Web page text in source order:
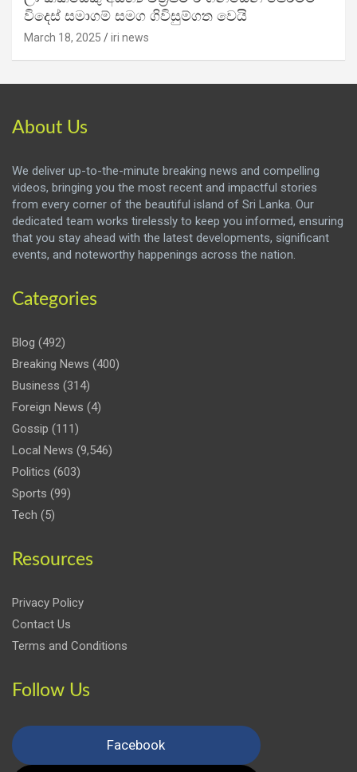
විදෙස් සමාගම් සමග ගිවිසුම්ගත වෙයි
March 18, 2025 iri news
About Us
We deliver up-to-the-minute breaking news and compelling
videos, bringing you the most recent and impactful stories
from every corner of the beautiful island of Sri Lanka. Our
dedicated team works tirelessly to keep you informed, ensuring
that you stay ahead with the latest developments, significant
events, and noteworthy happenings across the nation.
Categories
Blog (492)
Breaking News (400)
Business (314)
Foreign News (4)
Gossip (111)
Local News (9,546)
Politics (603)
Sports (99)
Tech (5)
Resources
Privacy Policy
Contact Us
Terms and Conditions
Follow Us
Facebook